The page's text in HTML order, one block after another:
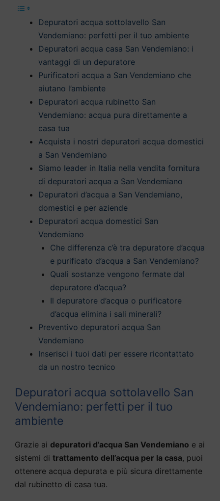
Depuratori acqua sottolavello San
Vendemiano: perfetti per il tuo ambiente
Depuratori acqua casa San Vendemiano: i
vantaggi di un depuratore
Purificatori acqua a San Vendemiano che
aiutano l’ambiente
Depuratori acqua rubinetto San
Vendemiano: acqua pura direttamente a
casa tua
Acquista i nostri depuratori acqua domestici
a San Vendemiano
Siamo leader in Italia nella vendita fornitura
di depuratori acqua a San Vendemiano
Depuratori d’acqua a San Vendemiano,
domestici e per aziende
Depuratori acqua domestici San
Vendemiano
Che differenza c’è tra depuratore d’acqua
e purificato d’acqua a San Vendemiano?
Quali sostanze vengono fermate dal
depuratore d’acqua?
Il depuratore d’acqua o purificatore
d’acqua elimina i sali minerali?
Preventivo depuratori acqua San
Vendemiano
Inserisci i tuoi dati per essere ricontattato
da un nostro tecnico
Depuratori acqua sottolavello San
Vendemiano: perfetti per il tuo
ambiente
Grazie ai depuratori d’acqua San Vendemiano e ai
sistemi di trattamento dell’acqua per la casa, puoi
ottenere acqua depurata e più sicura direttamente
dal rubinetto di casa tua.